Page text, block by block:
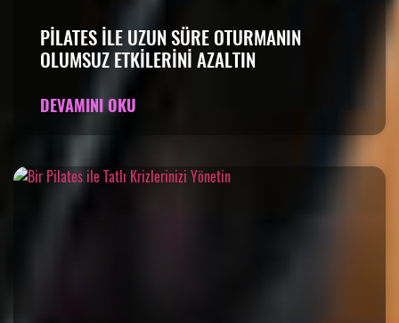
PILATES ILE UZUN SÜRE OTURMANIN
OLUMSUZ ETKILERINI AZALTIN
DEVAMINI OKU